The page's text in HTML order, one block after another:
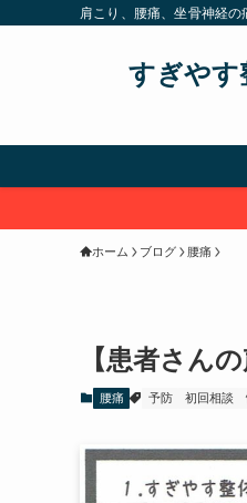
肩こり、腰痛、坐骨神経
すぎやす
ホーム ブログ 腰痛
【患者さん
腰痛 予防 初回相談